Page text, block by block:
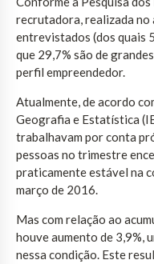
recrutadora, realizada no
entrevistados (dos quais
que 29,7% são de
perfil empreendedor.
Atualmente, de acordo
Geografia e Estatística
trabalhavam por conta
pessoas no trimestre
praticamente estável na
março de 2016.
Mas com relação ao
houve aumento de 3,9%,
nessa condição. Este